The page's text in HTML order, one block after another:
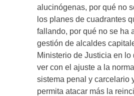
alucinógenas, por qué no
los planes de cuadrantes
fallando, por qué no se ha
gestión de alcaldes
Ministerio de Justicia en lo
ver con el ajuste a la
sistema penal y carcelario
permita atacar más la